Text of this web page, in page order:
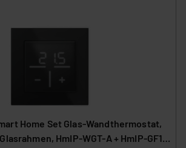
Home Set Glas-Wandthermostat,
HmIP-WGT-A + HmIP-GF1-